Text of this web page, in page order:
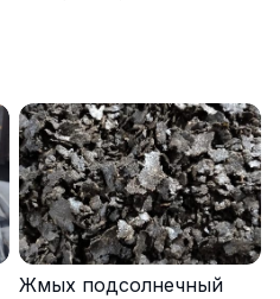
Жмых подсолнечный